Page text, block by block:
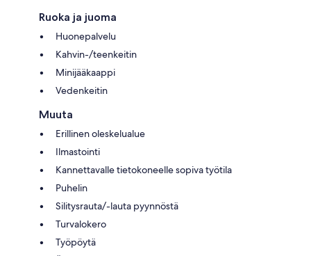
Ruoka ja juoma
Huonepalvelu
Kahvin-/teenkeitin
Minijääkaappi
Vedenkeitin
Muuta
Erillinen oleskelualue
Ilmastointi
Kannettavalle tietokoneelle sopiva työtila
Puhelin
Silitysrauta/-lauta pyynnöstä
Turvalokero
Työpöytä